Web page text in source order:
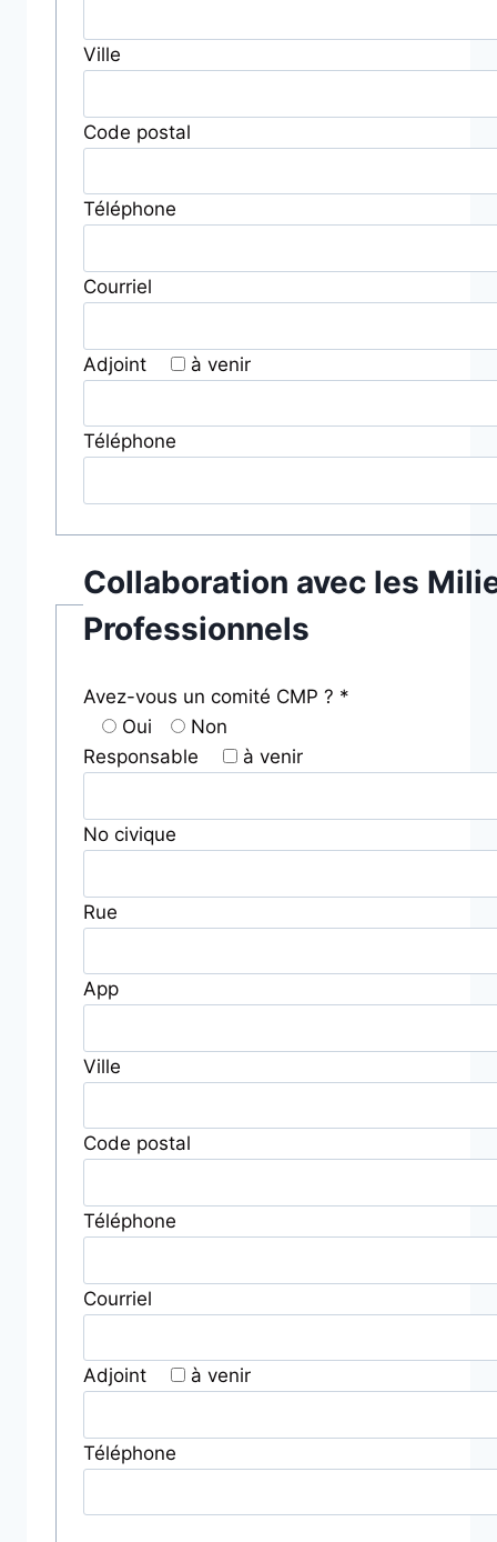
Ville
Code postal
Téléphone
Courriel
Adjoint à venir
Téléphone
Collaboration avec les
Professionnels
Avez-vous un comité CMP ? *
Oui
Non
Responsable
à venir
No civique
Rue
App
Ville
Code postal
Téléphone
Courriel
Adjoint à venir
Téléphone